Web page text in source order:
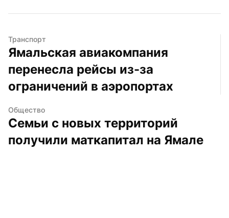
Транспорт
Ямальская авиакомпания
перенесла рейсы из-за
ограничений в аэропортах
Общество
Семьи с новых территорий
получили маткапитал на Ямале